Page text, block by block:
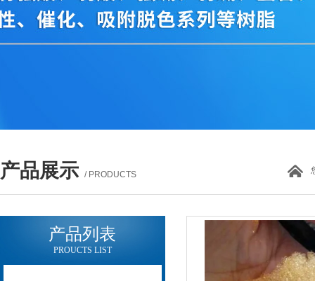
产品展示 / PRODUCTS
产品列表
PROUCTS LIST